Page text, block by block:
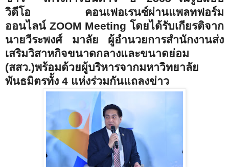
วิดีโอ คอนเฟอเรนซ์ผ่านแพลทฟอร์ม
ออนไลน์ ZOOM Meeting โดยได้รับเกียรติจาก
นายวีระพงศ์ มาลัย ผู้อำนวยการสำนักงานส่ง
เสริมวิสาหกิจขนาดกลางและขนาดย่อม
(สสว.)พร้อมด้วยผู้บริหารจากมหาวิทยาลัย
พันธมิตรทั้ง 4 แห่งร่วมกันแถลงข่าว